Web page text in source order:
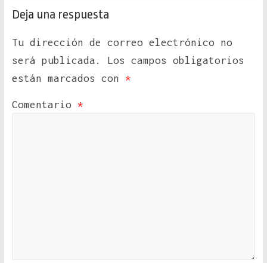
Deja una respuesta
Tu dirección de correo electrónico no
será publicada.
Los campos obligatorios
están marcados con *
Comentario *